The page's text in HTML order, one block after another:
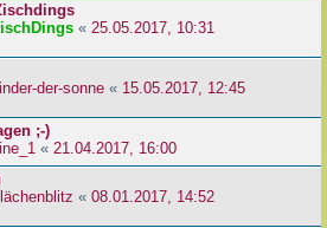
« 25.05.2017, 10:31
der-sonne « 15.05.2017, 12:45
;-)
« 21.04.2017, 16:00
« 08.01.2017, 14:52